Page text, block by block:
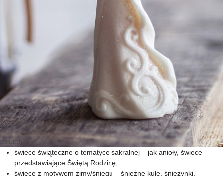
świece świąteczne o tematyce sakralnej – jak anioły, świece
przedstawiające Świętą Rodzinę,
świece z motywem zimy/śniegu – śnieżne kule, śnieżynki,